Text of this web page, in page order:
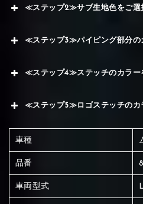
≪ステップ2≫サブ生地色をご選
≪ステップ3≫パイピング部分の
≪ステップ4≫ステッチのカラー
≪ステップ5≫ロゴステッチのカ
車種
品番
車両型式